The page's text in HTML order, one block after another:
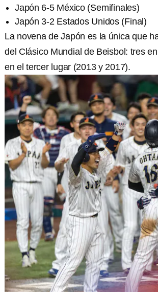
Japón 6-5 México (Semifinales)
Japón 3-2 Estados Unidos (Final)
La novena de Japón es la única que
del Clásico Mundial de Beisbol: tres
en el tercer lugar (2013 y 2017).